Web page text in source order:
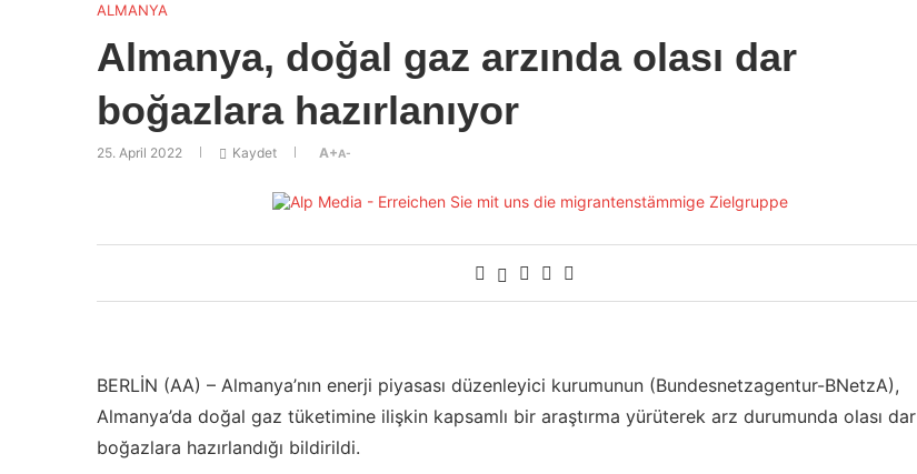
ALMANYA
Almanya, doğal gaz arzında olası dar
boğazlara hazırlanıyor
25. April 2022 Kaydet A+A-
BERLİN (AA) – Almanya’nın enerji piyasası düzenleyici kurumunun (Bundesnetzagentur-BNetzA),
Almanya’da doğal gaz tüketimine ilişkin kapsamlı bir araştırma yürüterek arz durumunda olası dar
boğazlara hazırlandığı bildirildi.